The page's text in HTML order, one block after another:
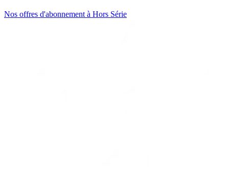
Nos offres d'abonnement à Hors Série